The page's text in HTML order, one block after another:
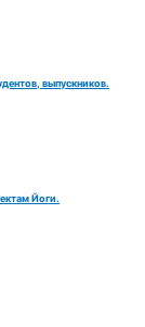
выпускников.
Йоги.